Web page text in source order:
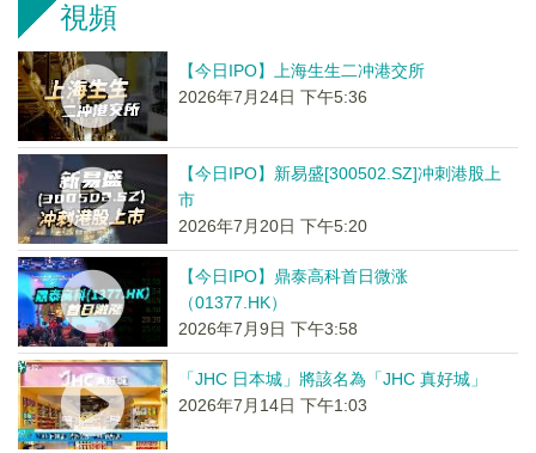
視頻
【今日IPO】上海生生二冲港交所
2026年7月24日 下午5:36
【今日IPO】新易盛[300502.SZ]冲刺港股上
市
2026年7月20日 下午5:20
【今日IPO】鼎泰高科首日微涨
（01377.HK）
2026年7月9日 下午3:58
「JHC 日本城」將該名為「JHC 真好城」
2026年7月14日 下午1:03